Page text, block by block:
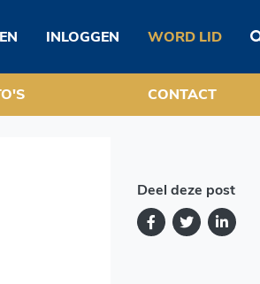
INLOGGEN WORD LID
CONTACT
Deel deze post